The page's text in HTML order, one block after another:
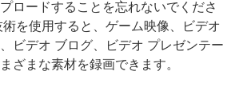
ロードすることを忘れないでくださ
を使用すると、ゲーム映像、ビデオ
ビデオ ブログ、ビデオ プレゼンテー
ざまな素材を録画できます。